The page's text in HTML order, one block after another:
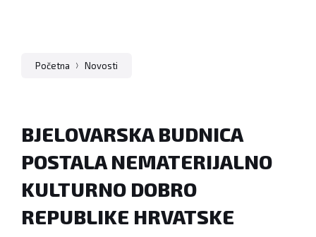
Početna Novosti
BJELOVARSKA BUDNICA
POSTALA NEMATERIJALNO
KULTURNO DOBRO
REPUBLIKE HRVATSKE